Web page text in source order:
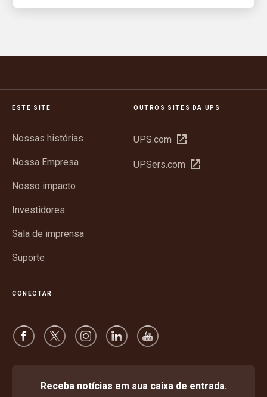
ESTE SITE
Nossas histórias
Nossa Empresa
Nosso impacto
Investidores
Sala de imprensa
Suporte
OUTROS SITES DA UPS
UPS.com Abrir
nova
UPSers.com Abrir
CONECTAR
Receba notícias em sua caixa de entrada.